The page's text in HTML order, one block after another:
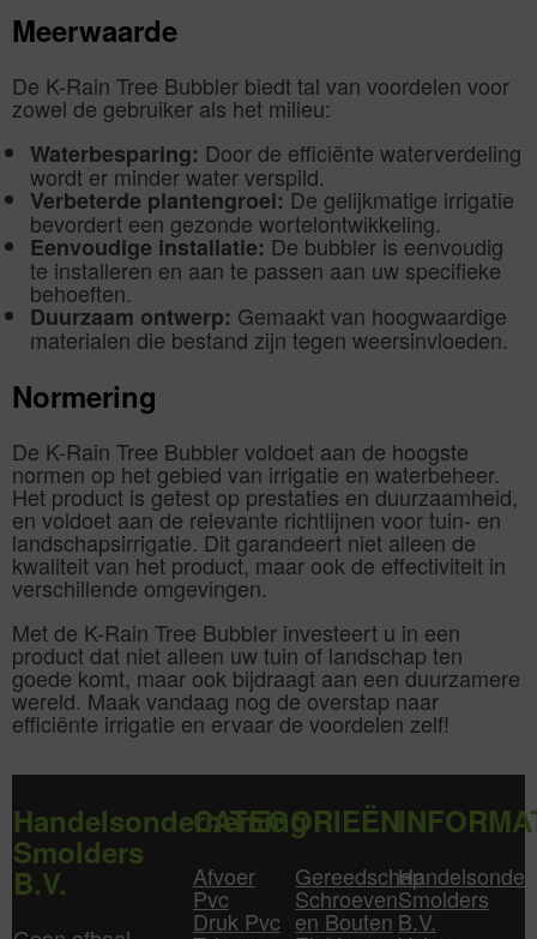
Meerwaarde
De K-Rain Tree Bubbler biedt tal van voordelen voor
zowel de gebruiker als het milieu:
Waterbesparing: Door de efficiënte waterverdeling
wordt er minder water verspild.
Verbeterde plantengroei:De gelijkmatige irrigatie
bevordert een gezonde wortelontwikkeling.
Eenvoudige installatie: De bubbler is eenvoudig
te installeren en aan te passen aan uw specifieke
behoeften.
Duurzaam ontwerp: Gemaakt van hoogwaardige
materialen die bestand zijn tegen weersinvloeden.
Normering
De K-Rain Tree Bubbler voldoet aan de hoogste
normen op het gebied van irrigatie en waterbeheer.
Het product is getest op prestaties en duurzaamheid,
en voldoet aan de relevante richtlijnen voor tuin- en
landschapsirrigatie. Dit garandeert niet alleen de
kwaliteit van het product, maar ook de effectiviteit in
verschillende omgevingen.
Met de K-Rain Tree Bubbler investeert u in een
product dat niet alleen uw tuin of landschap ten
goede komt, maar ook bijdraagt aan een duurzamere
wereld. Maak vandaag nog de overstap naar
efficiënte irrigatie en ervaar de voordelen zelf!
Handelsonderneming
Smolders
B.V.
CATEGORIEËN
Afvoer
Pvc
Druk Pvc
Gereedschap
Schroeven
en Bouten
Smolders
B.V.